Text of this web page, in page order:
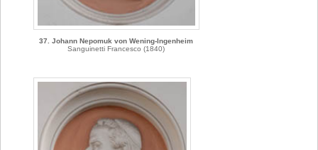
37. Johann Nepomuk von Wening-Ingenheim
Sanguinetti Francesco (1840)